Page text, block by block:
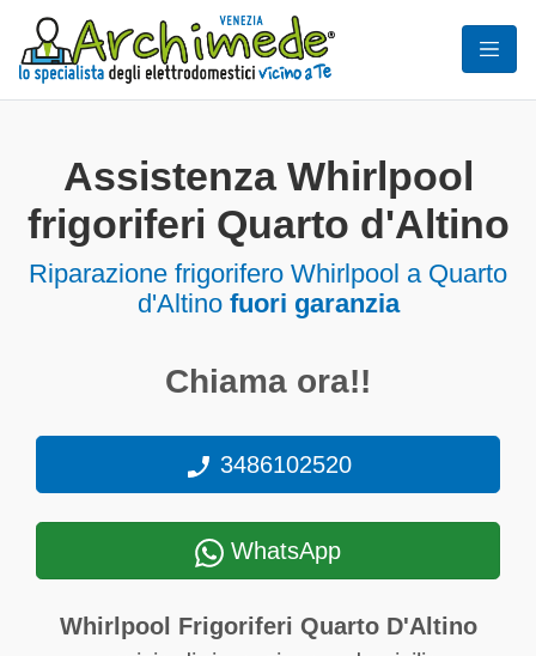
Assistenza Whirlpool
frigoriferi Quarto d'Altino
Riparazione frigorifero Whirlpool a Quarto
d'Altino fuori garanzia
Chiama ora!!
3486102520
WhatsApp
Whirlpool Frigoriferi Quarto D'Altino